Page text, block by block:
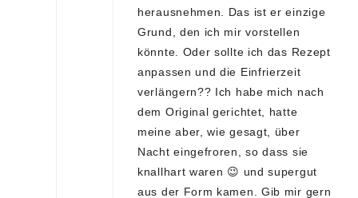
herausnehmen. Das ist er einzige
Grund, den ich mir vorstellen
könnte. Oder sollte ich das Rezept
anpassen und die Einfrierzeit
verlängern?? Ich habe mich nach
dem Original gerichtet, hatte
meine aber, wie gesagt, über
Nacht eingefroren, so dass sie
knallhart waren 😉 und supergut
aus der Form kamen. Gib mir gern